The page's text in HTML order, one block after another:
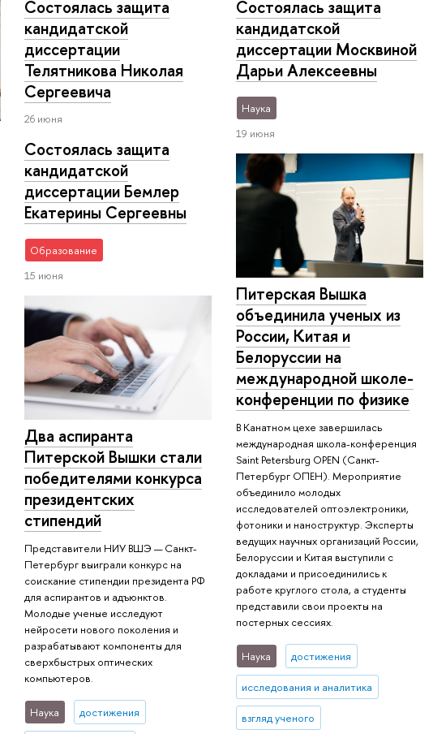
Состоялась защита
кандидатской
диссертации
Телятникова Николая
Сергеевича
26 июня
Состоялась защита
кандидатской
диссертации Москвиной
Дарьи Алексеевны
Наука
19 июня
Состоялась защита
кандидатской
диссертации Бемлер
Екатерины Сергеевны
Образование
15 июня
Питерская Вышка
объединила ученых из
России, Китая и
Белоруссии на
международной школе-
конференции по физике
В Канатном цехе завершилась
международная школа-конференция
Saint Petersburg OPEN (Санкт-
Петербург ОПЕН). Мероприятие
объединило молодых
исследователей оптоэлектроники,
фотоники и наноструктур. Эксперты
ведущих научных организаций России,
Белоруссии и Китая выступили с
докладами и присоединились к
работе круглого стола, а студенты
представили свои проекты на
постерных сессиях.
Наука достижения
исследования и аналитика
взгляд ученого
Два аспиранта
Питерской Вышки стали
победителями конкурса
президентских
стипендий
Представители НИУ ВШЭ — Санкт-
Петербург выиграли конкурс на
соискание стипендии президента РФ
для аспирантов и адъюнктов.
Молодые ученые исследуют
нейросети нового поколения и
разрабатывают компоненты для
сверхбыстрых оптических
компьютеров.
Наука достижения